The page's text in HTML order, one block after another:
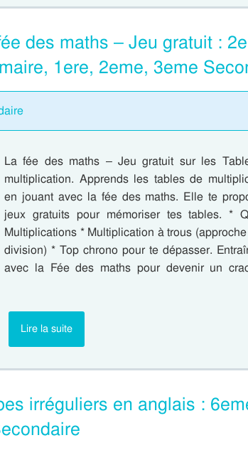
des maths – Jeu gratuit :
1ere, 2eme, 3eme
La fée des maths – Jeu gratuit sur les
multiplication. Apprends les tables de
en jouant avec la fée des maths. Elle te
jeux gratuits pour mémoriser tes tables. *
Multiplications * Multiplication à trous
division) * Top chrono pour te dépasser.
avec la Fée des maths pour devenir un
Lire la suite
irréguliers en anglais :